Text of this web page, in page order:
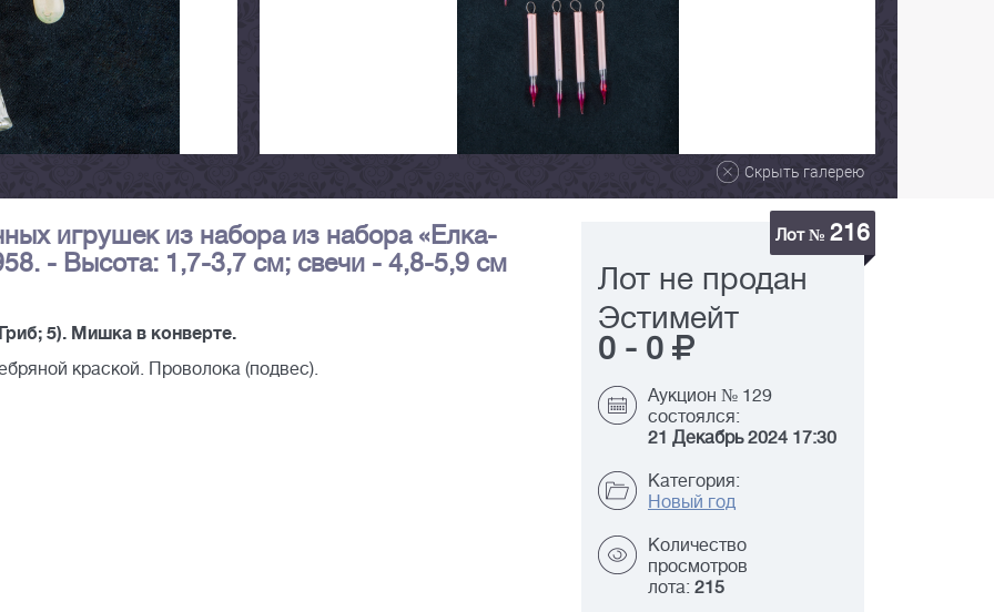
Скрыть галерею
игрушек из набора из набора «Елка-
- Высота: 1,7-3,7 см; свечи - 4,8-5,9 см
5). Мишка в конверте.
краской. Проволока (подвес).
Лот № 216
Лот не продан
Эстимейт
0 - 0
Аукцион № 129
состоялся:
21 Декабрь 2024 17:30
Категория:
Новый год
Количество
просмотров
лота: 215